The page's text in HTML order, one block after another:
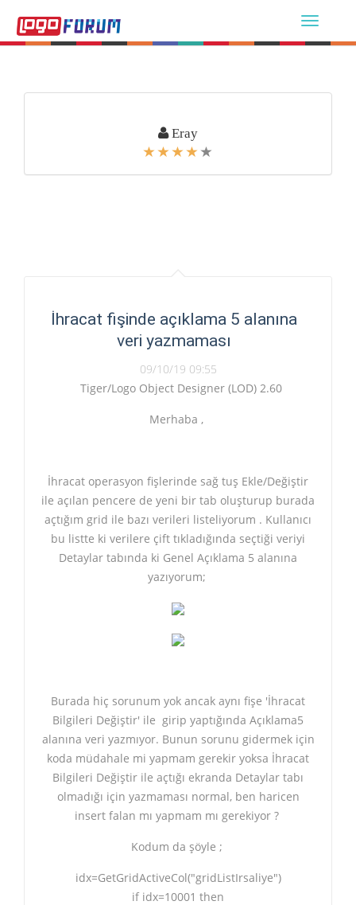
Eray
İhracat fişinde açıklama 5 alanına
veri yazmaması
09/10/19 09:55
Tiger/Logo Object Designer (LOD) 2.60
Merhaba ,
İhracat operasyon fişlerinde sağ tuş Ekle/Değiştir
ile açılan pencere de yeni bir tab oluşturup burada
açtığım grid ile bazı verileri listeliyorum . Kullanıcı
bu listte ki verilere çift tıkladığında seçtiği veriyi
Detaylar tabında ki Genel Açıklama 5 alanına
yazıyorum;
Burada hiç sorunum yok ancak aynı fişe 'İhracat
Bilgileri Değiştir' ile girip yaptığında Açıklama5
alanına veri yazmıyor. Bunun sorunu gidermek için
koda müdahale mi yapmam gerekir yoksa İhracat
Bilgileri Değiştir ile açtığı ekranda Detaylar tabı
olmadığı için yazmaması normal, ben haricen
insert falan mı yapmam mı gerekiyor ?
Kodum da şöyle ;
idx=GetGridActiveCol("gridListIrsaliye")
if idx=10001 then